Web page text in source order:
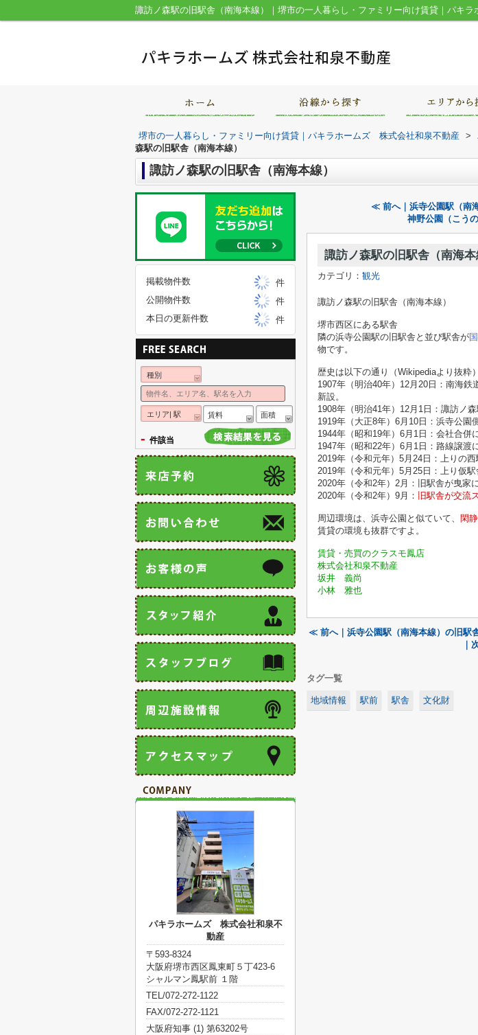
諏訪ノ森駅の旧駅舎（南海本線）｜堺市の一人暮らし・ファミリー向け賃貸｜パキ
堺市の一人暮らし・ファミリー向け賃貸｜パキラホームズ 株式会社和泉不動産 >
森駅の旧駅舎（南海本線）
諏訪ノ森駅の旧駅舎（南海本線）
≪ 前へ｜浜寺公園駅（南
神野公園（こう
諏訪ノ森駅の旧駅舎（南海本
カテゴリ： 観光
諏訪ノ森駅の旧駅舎（南海本線）
堺市西区にある駅舎
隣の浜寺公園駅の旧駅舎と並び駅舎が
物です。
歴史は以下の通り（Wikipediaより抜粋）
1907年（明治40年）12月20日：南海
新設。
1908年（明治41年）12月1日：諏訪ノ森
1919年（大正8年）6月10日：浜寺公園
1944年（昭和19年）6月1日：会社合併
1947年（昭和22年）6月1日：路線譲渡
2019年（令和元年）5月24日：上りの西
2019年（令和元年）5月25日：上り仮駅
2020年（令和2年）2月：旧駅舎が曳家
2020年（令和2年）9月：
旧駅舎が交流
周辺環境は、浜寺公園と似ていて、 閑
賃貸の環境も抜群ですよ。
賃貸・売買のクラスモ鳳店
株式会社和泉不動産
坂井 義尚
小林 雅也
≪ 前へ｜浜寺公園駅（南海本線）の旧駅
｜
タグ一覧
地域情報 駅前 駅舎 文化財
掲載物件数
件
公開物件数
件
本日の更新件数
件
種別
エリア| 駅 賃料 面積
- 件該当
パキラホームズ 株式会社和泉不
動産
〒593-8324
大阪府堺市西区鳳東町５丁423-6
シャルマン鳳駅前 １階
TEL/072-272-1122
FAX/072-272-1121
大阪府知事 (1) 第63202号